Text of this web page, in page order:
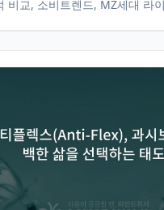
비교, 소비트렌드, MZ세대 라